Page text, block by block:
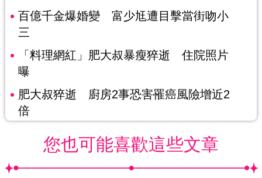
百億千金爆婚變 富少尪遭目擊當街吻小
三
「料理網紅」肥大叔暴瘦猝逝 住院照片
曝
肥大叔猝逝 廚房2事恐害罹癌風險增近2
倍
您也可能喜歡這些文章